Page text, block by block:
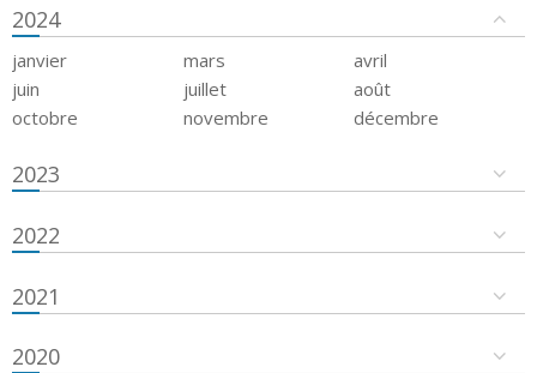
2024
janvier mars
avril
juin
juillet
août
octobre
novembre décembre
2023
2022
2021
2020